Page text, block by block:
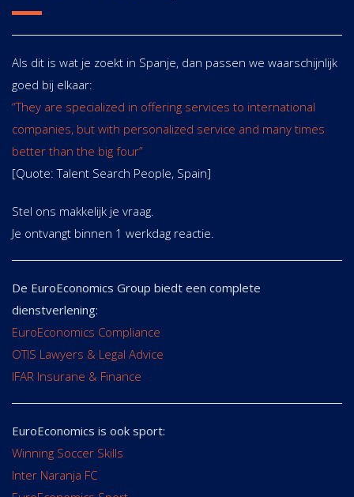
Als dit is wat je zoekt in Spanje, dan passen we waarschijnlijk
goed bij elkaar:
“They are specialized in offering services to international
companies, but with personalized service and many times
better than the big four”
[Quote: Talent Search People, Spain]
Stel ons makkelijk je vraag.
Je ontvangt binnen 1 werkdag reactie.
De EuroEconomics Group biedt een complete
dienstverlening:
EuroEconomics Compliance
OTIS Lawyers & Legal Advice
IFAR Insurane & Finance
EuroEconomics is ook sport:
Winning Soccer Skills
Inter Naranja FC